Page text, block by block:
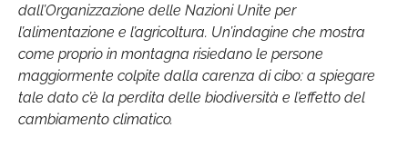
dall’Organizzazione delle Nazioni Unite per
l’alimentazione e l’agricoltura. Un’indagine che mostra
come proprio in montagna risiedano le persone
maggiormente colpite dalla carenza di cibo: a spiegare
tale dato c’è la perdita delle biodiversità e l’effetto del
cambiamento climatico.